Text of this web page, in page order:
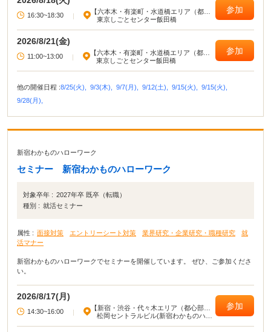
16:30~18:30 |
【六本木・有楽町・水道橋エリア（都心
部東部）】
東京しごとセンター飯田橋
参加
2026/8/21(金)
11:00~13:00 |
【六本木・有楽町・水道橋エリア（都心
部東部）】
東京しごとセンター飯田橋
参加
他の開催日程 :8/25(火), 9/3(木), 9/7(月), 9/12(土), 9/15(火),
9/15(火),
9/28(月),
新宿わかものハローワーク
セミナー 新宿わかものハローワーク
対象卒年 : 2027年卒 既卒（転職）
種別 : 就活セミナー
属性 : 面接対策 エントリーシート対策 業界研究・企業研究・職種研究
就
活マナー
新宿わかものハローワークでセミナーを開催しています。 ぜひ、ご参加くださ
い。
2026/8/17(月)
14:30~16:00 |
【新宿・渋谷・代々木エリア（都心部西
部）】
松岡セントラルビル(新宿わかものハロ
参加